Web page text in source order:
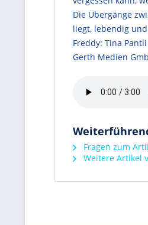
Die Übergänge
liegt, lebendig
Freddy: Tina
Gerth Medien
Fragen zum
Weitere Artikel